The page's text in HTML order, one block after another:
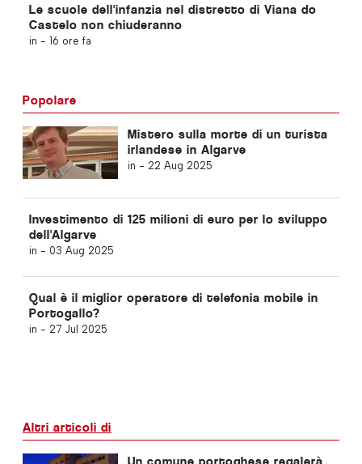
Le scuole dell'infanzia nel distretto di Viana do
Castelo non chiuderanno
in - 16 ore fa
Popolare
Mistero sulla morte di un turista
irlandese in Algarve
in - 22 Aug 2025
Investimento di 125 milioni di euro per lo sviluppo
dell'Algarve
in - 03 Aug 2025
Qual è il miglior operatore di telefonia mobile in
Portogallo?
in - 27 Jul 2025
Altri articoli di